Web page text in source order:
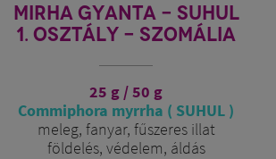
MIRHA GYANTA - SUHUL
1. OSZTÁLY - SZOMÁLIA
25 g / 50 g
Commiphora myrrha ( SUHUL )
meleg, fanyar, fűszeres illat
földelés, védelem, áldás